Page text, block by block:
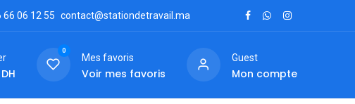
66 06 12 55 contact@stationdetravail.ma
DH
0
Mes favoris
Voir mes favoris
Guest
Mon compte